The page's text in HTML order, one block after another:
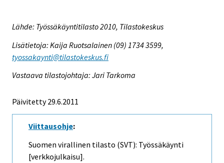
Lähde: Työssäkäyntitilasto 2010, Tilastokeskus
Lisätietoja: Kaija Ruotsalainen (09) 1734 3599,
tyossakaynti@tilastokeskus.fi
Vastaava tilastojohtaja: Jari Tarkoma
Päivitetty 29.6.2011
Viittausohje:
Suomen virallinen tilasto (SVT): Työssäkäynti
[verkkojulkaisu].